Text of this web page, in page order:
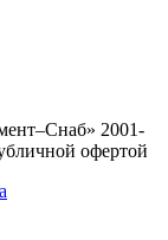
2001-
офертой